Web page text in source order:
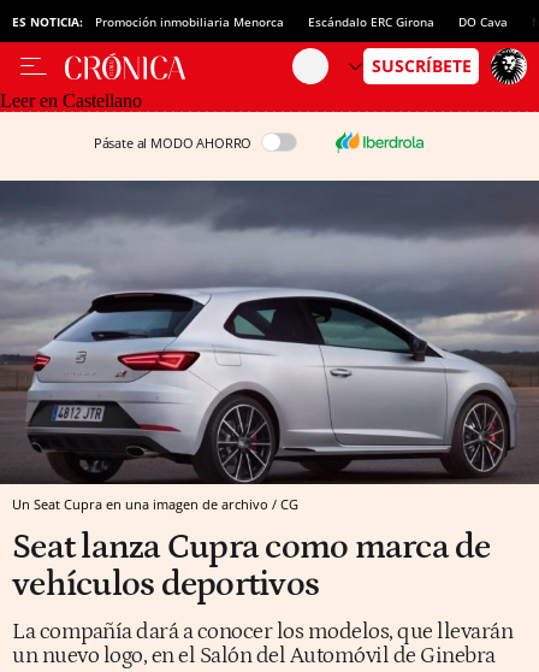
ES NOTICIA: Promoción inmobiliaria Menorca Escándalo ERC Girona DO Cava
Leer en Castellano
Pásate al MODO AHORRO
Un Seat Cupra en una imagen de archivo / CG
Seat lanza Cupra como marca de
vehículos deportivos
La compañía dará a conocer los modelos, que llevarán
un nuevo logo, en el Salón del Automóvil de Ginebra